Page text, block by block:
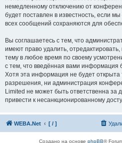
немедленному отключению от
будет поставлен в известность, если
всех сообщений сохраняются для
Вы соглашаетесь с тем, что
имеют право удалить,
тему в любое время по своему
с тем, что введённая вами информация
Хотя эта информация не будет
разрешения, ни администрация
Limited не может быть ответственна за
привести к несанкционированному
WEBA.Net [ / ]
Создано на основе phpBB®